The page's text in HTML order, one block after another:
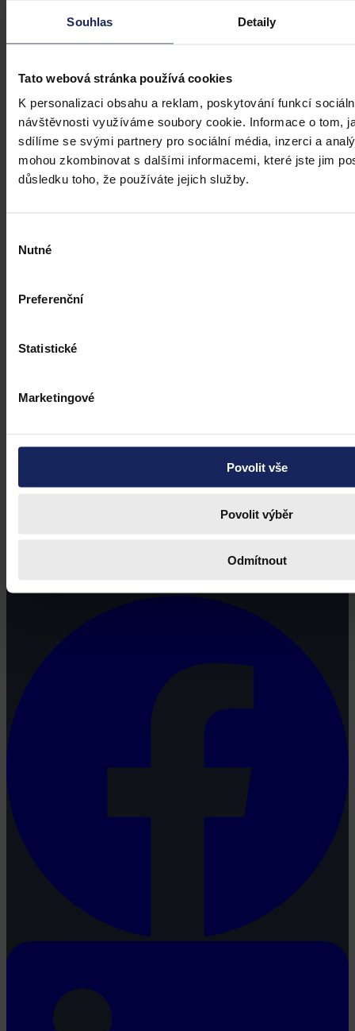
Souhlas Detaily
Tato webová stránka používá cookies
K personalizaci obsahu a reklam, poskytování funkcí
návštěvnosti využíváme soubory cookie. Informace o tom,
sdílíme se svými partnery pro sociální média, inzerci a
mohou zkombinovat s dalšími informacemi, které jste jim
důsledku toho, že používáte jejich služby.
souhlasu
Nutné
Preferenční
Statistické
Marketingové
Povolit vše
Povolit výběr
Odmítnout
veřejném zdravotním pojištění
zákona o veřejném zdravotním pojištění, ve znění pozdějších
publikována pod č. 119/2026 Sb.
Mgr. Martin Glogar • 30. července 2026, 07:27
profesionálové a zástupci právnických profesí, ale všichni, kteří